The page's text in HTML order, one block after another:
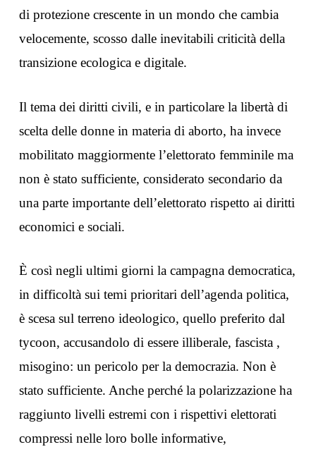
di protezione crescente in un mondo che cambia
velocemente, scosso dalle inevitabili criticità della
transizione ecologica e digitale.
Il tema dei diritti civili, e in particolare la libertà di
scelta delle donne in materia di aborto, ha invece
mobilitato maggiormente l’elettorato femminile ma
non è stato sufficiente, considerato secondario da
una parte importante dell’elettorato rispetto ai diritti
economici e sociali.
È così negli ultimi giorni la campagna democratica,
in difficoltà sui temi prioritari dell’agenda politica,
è scesa sul terreno ideologico, quello preferito dal
tycoon, accusandolo di essere illiberale, fascista ,
misogino: un pericolo per la democrazia. Non è
stato sufficiente. Anche perché la polarizzazione ha
raggiunto livelli estremi con i rispettivi elettorati
compressi nelle loro bolle informative,